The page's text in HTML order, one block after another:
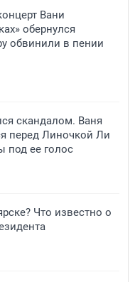
Вани
обернулся
обвинили в пении
скандалом. Ваня
перед Линочкой Ли
под ее голос
Что известно о